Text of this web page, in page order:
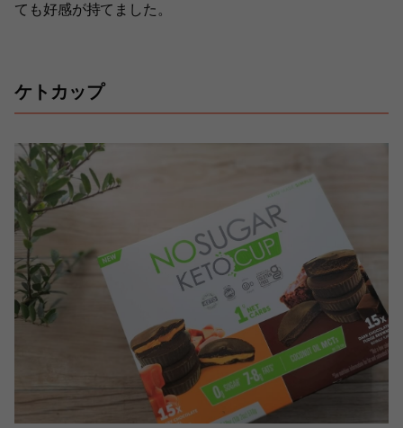
ても好感が持てました。
ケトカップ